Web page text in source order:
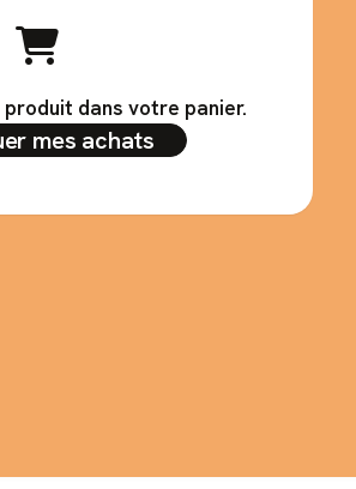
produit dans votre panier.
mes achats